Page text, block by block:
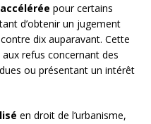
pour certains
d’obtenir un jugement
dix auparavant. Cette
refus concernant des
ou présentant un intérêt
en droit de l’urbanisme,